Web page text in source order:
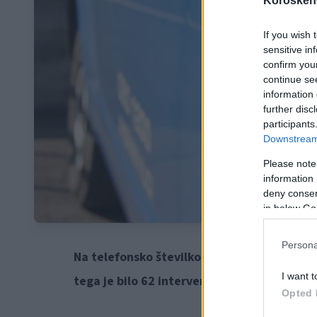
If you wish
sensitive
confirm
continue
information
further
Please
information
deny
in below
I want
Opted
Na telefonsko številko 113 oziroma OKC
tega je bilo 62 interventnih dogodkov.